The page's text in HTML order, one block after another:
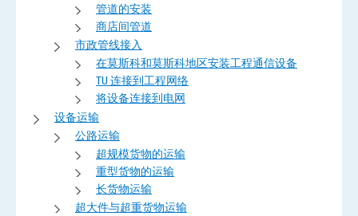
管道的安装
商店间管道
市政管线接入
在莫斯科和莫斯科地区安装工程通信设备
TU 连接到工程网络
将设备连接到电网
设备运输
公路运输
超规模货物的运输
重型货物的运输
长货物运输
超大件与超重货物运输